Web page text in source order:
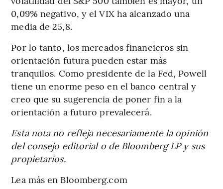
0,09% negativo, y el VIX ha alcanzado una
media de 25,8.
Por lo tanto, los mercados financieros sin
orientación futura pueden estar más
tranquilos. Como presidente de la Fed, Powell
tiene un enorme peso en el banco central y
creo que su sugerencia de poner fin a la
orientación a futuro prevalecerá.
Esta nota no refleja necesariamente la opinión
del consejo editorial o de Bloomberg LP y sus
propietarios.
Lea más en Bloomberg.com